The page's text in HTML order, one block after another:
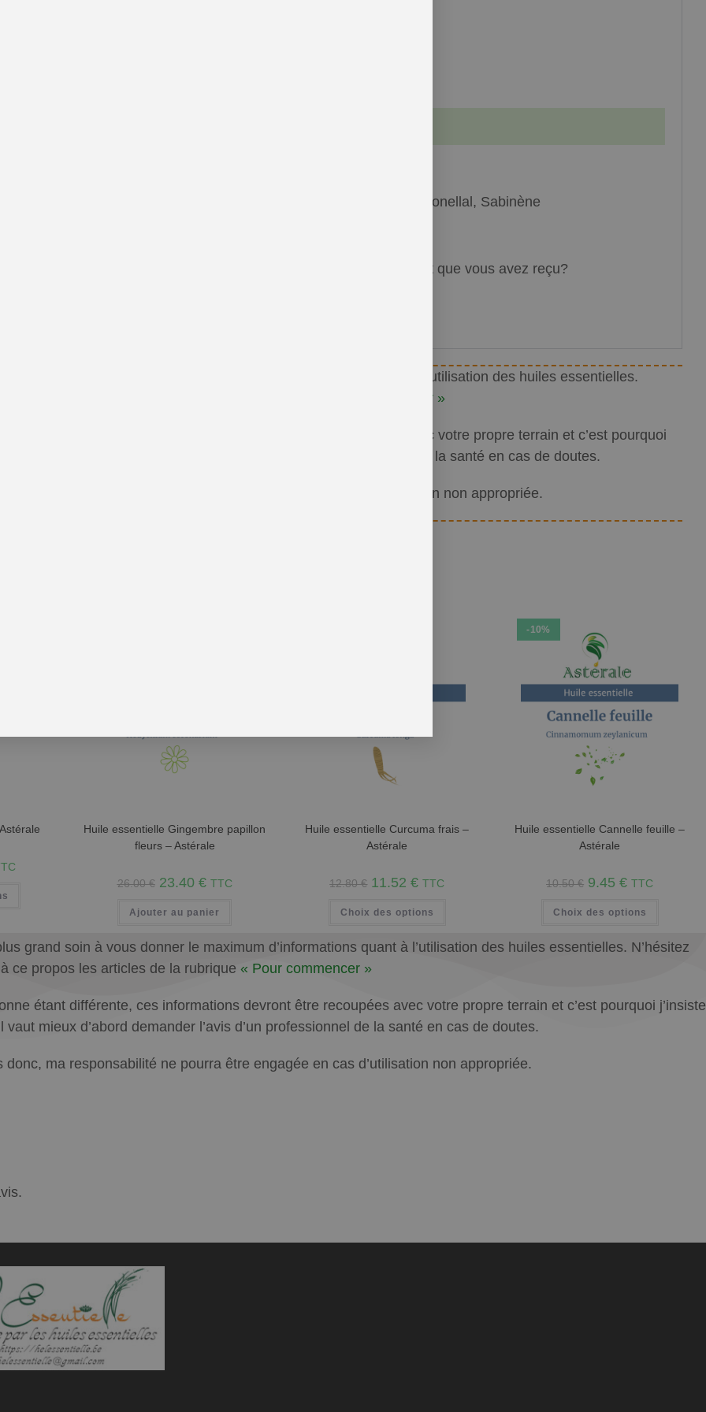
Limonène, citronellal, Sabinène
Vous désirez le bulletin d’analyse complet du lot que vous avez reçu?
plus grand soin à vous donner le maximum d’informations quant à l’utilisation des huiles essentielles.
« Pour commencer »
étant différente, ces informations devront être recoupées avec votre propre terrain et c’est pourquoi
le fait qu’il vaut mieux d’abord demander l’avis d’un professionnel de la santé en cas de doutes.
donc, ma responsabilité ne pourra être engagée en cas d’utilisation non appropriée.
Huile essentielle Gingembre papillon
fleurs – Astérale
26.00€ 23.40 € TTC
Ajouter au panier
Huile essentielle Curcuma frais –
Astérale
12.80€ 11.52€ TTC
Choix des options
-10%
Huile essentielle Cannelle feuille –
Astérale
10.50€ 9.45€ TTC
Choix des options
grand soin à vous donner le maximum d’informations quant à l’utilisation des huiles essentielles. N’hésitez
ce propos les articles de la rubrique « Pour commencer »
étant différente, ces informations devront être recoupées avec votre propre terrain et c’est pourquoi j’insiste
vaut mieux d’abord demander l’avis d’un professionnel de la santé en cas de doutes.
donc, ma responsabilité ne pourra être engagée en cas d’utilisation non appropriée.